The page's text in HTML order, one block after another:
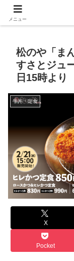
飲食店キャンペ
松のや「ま
すさとジュ
日15時より
牛丼・定食
X
Pocket
メニュー